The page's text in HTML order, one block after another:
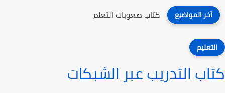
آخر المواضيع كتاب صعوبات التعلم
التعليم
كتاب التدريب عبر الشبكات